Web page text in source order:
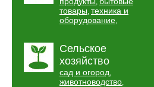
,
товары, техника и
оборудование,
Сельское
хозяйство
сад и огород,
животноводство,